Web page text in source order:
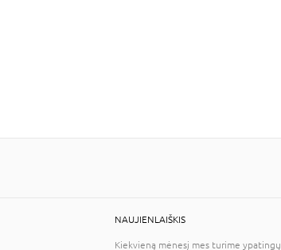
NAUJIENLAIŠKIS
Kiekvieną mėnesį mes turime ypatingų